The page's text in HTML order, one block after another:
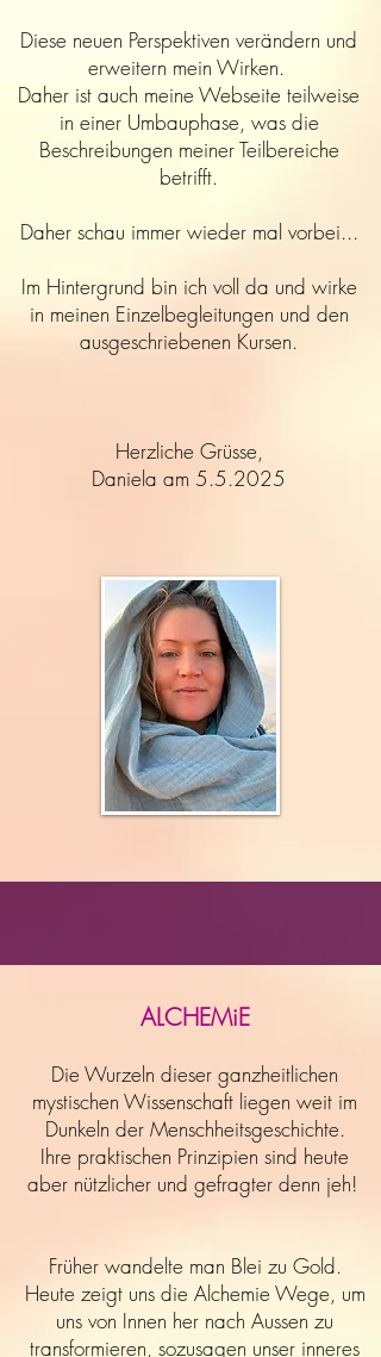
Diese neuen Perspektiven verändern und
erweitern mein Wirken.
Daher ist auch meine Webseite teilweise
in einer Umbauphase, was die
Beschreibungen meiner Teilbereiche
betrifft.
Daher schau immer wieder mal vorbei...
Im Hintergrund bin ich voll da und wirke
in meinen Einzelbegleitungen und den
ausgeschriebenen Kursen.
Herzliche Grüsse,
Daniela am 5.5.2025
ALCHEMiE
Die Wurzeln dieser ganzheitlichen
mystischen Wissenschaft liegen weit im
Dunkeln der Menschheitsgeschichte.
Ihre praktischen Prinzipien sind heute
aber nützlicher und gefragter denn jeh!
Früher wandelte man Blei zu Gold.
Heute zeigt uns die Alchemie Wege, um
uns von Innen her nach Aussen zu
transformieren, sozusagen unser inneres